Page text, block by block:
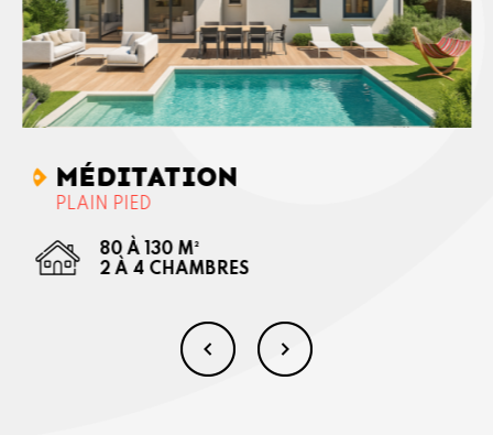
MÉDITATION
PLAIN PIED
80 À 130 M²
2 À 4 CHAMBRES